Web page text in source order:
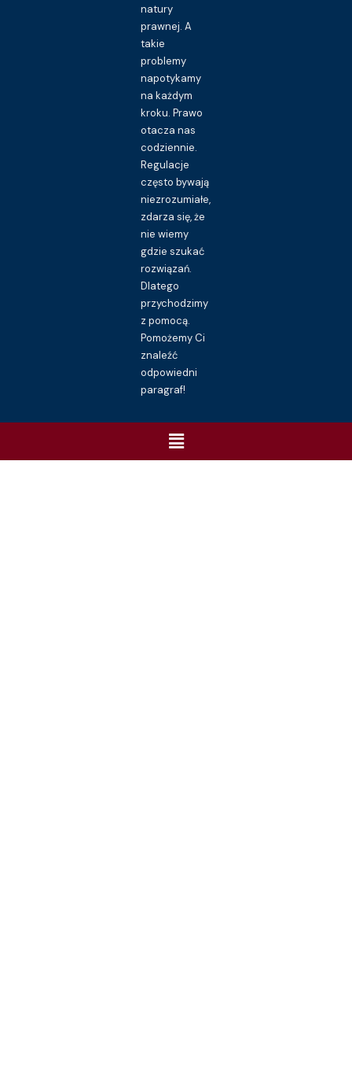
natury
prawnej. A
takie
problemy
napotykamy
na każdym
kroku. Prawo
otacza nas
codziennie.
Regulacje
często bywają
niezrozumiałe,
zdarza się, że
nie wiemy
gdzie szukać
rozwiązań.
Dlatego
przychodzimy
z pomocą.
Pomożemy Ci
znaleźć
odpowiedni
paragraf!
Menu